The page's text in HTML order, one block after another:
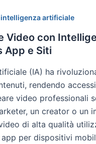
artificiale
Video con
App e Siti
(IA) ha
rendendo
video professionali
un creator o un
di alta qualità
per dispositivi